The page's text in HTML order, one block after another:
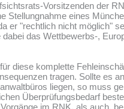
Vorsitzenden der
Stellungnahme eines
er "rechtlich nicht möglich"
das Wettbewerbs-,
diese komplette
tragen. Sollte es
liegen, so muss
Überprüfungsbedarf